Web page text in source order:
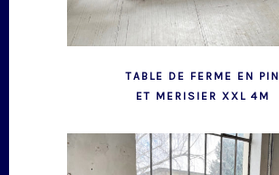
TABLE DE FERME EN PIN
ET MERISIER XXL 4M